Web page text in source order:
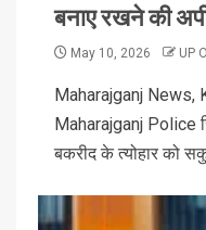
बनाए रखने की
May 10, 2026 UP
Maharajganj News,
Maharajganj Police
बकरीद के त्योहार को